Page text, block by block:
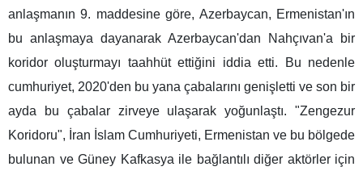
anlaşmanın 9. maddesine göre, Azerbaycan, Ermenistan'ın
bu anlaşmaya dayanarak Azerbaycan'dan Nahçıvan'a bir
koridor oluşturmayı taahhüt ettiğini iddia etti. Bu nedenle
cumhuriyet, 2020'den bu yana çabalarını genişletti ve son bir
ayda bu çabalar zirveye ulaşarak yoğunlaştı. "Zengezur
Koridoru", İran İslam Cumhuriyeti, Ermenistan ve bu bölgede
bulunan ve Güney Kafkasya ile bağlantılı diğer aktörler için